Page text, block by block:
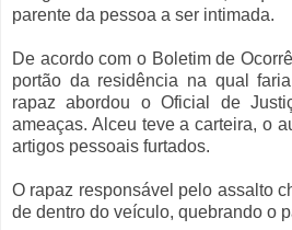
parente da pessoa a ser intimada.
De acordo com o Boletim de
portão da residência na qual
rapaz abordou o Oficial de
ameaças. Alceu teve a carteira, o
artigos pessoais furtados.
O rapaz responsável pelo assalto
de dentro do veículo, quebrando o